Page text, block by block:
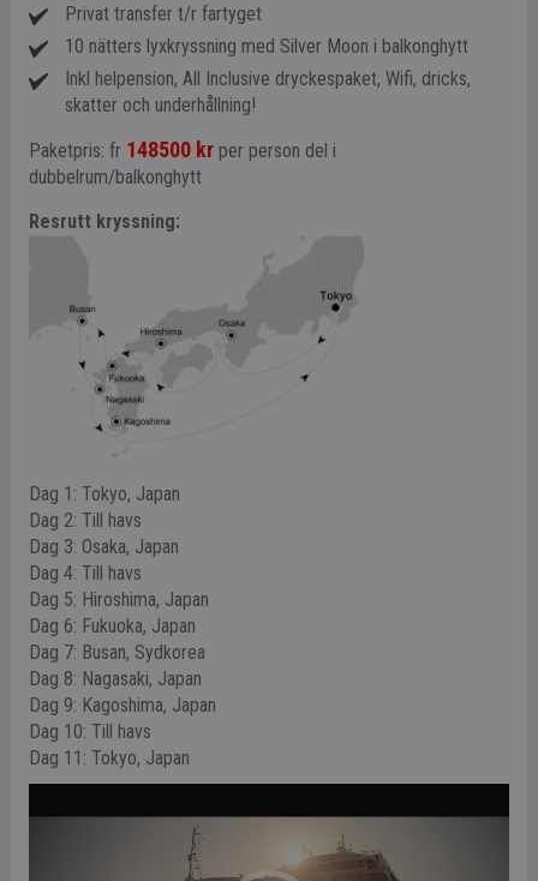
Privat transfer t/r fartyget
10 nätters lyxkryssning med Silver Moon i balkonghytt
Inkl helpension, All Inclusive dryckespaket, Wifi, dricks,
skatter och underhållning!
Paketpris: fr 148500 krper person del i
dubbelrum/balkonghytt
Resrutt kryssning:
Dag 1: Tokyo, Japan
Dag 2: Till havs
Dag 3: Osaka, Japan
Dag 4: Till havs
Dag 5: Hiroshima, Japan
Dag 6: Fukuoka, Japan
Dag 7: Busan, Sydkorea
Dag 8: Nagasaki, Japan
Dag 9: Kagoshima, Japan
Dag 10: Till havs
Dag 11: Tokyo, Japan
Player